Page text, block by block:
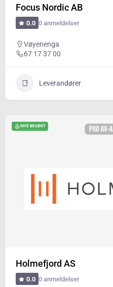
Focus Nordic AB
0.0 0 anmeldelser
Vøyenenga
67 17 37 00
Leverandører
MYE BESØKT
Holmefjord AS
0.0 0 anmeldelser